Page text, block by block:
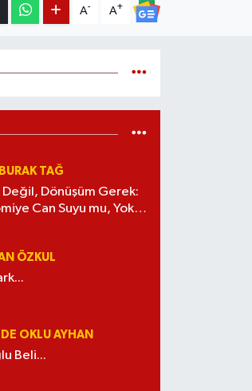
A- A+
TAĞ
Değil, Dönüşüm Gerek:
Can Suyu mu, Yoksa
ÖZKUL
OKLU AYHAN
Beli...